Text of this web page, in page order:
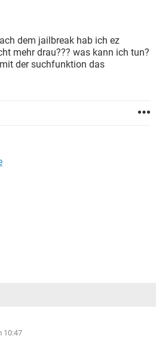
TIKTOK
HARDWARE
INSTAGRAM
dem jailbreak hab ich ez
mehr drau??? was kann ich tun?
der suchfunktion das
10:47